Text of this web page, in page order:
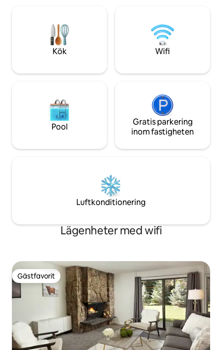
buss är bara 1 lätt kvarter! Skidskåp på
huvudplanet så du behöver inte släpa
utrustning uppför trappan 3:e våningen
och mycket mer.
källor, ånggrottor
Kök Wifi
Pool
Gratis parkering
inom fastigheten
Luftkonditionering
Lägenheter med wifi
Gästfavorit
Gästfavorit